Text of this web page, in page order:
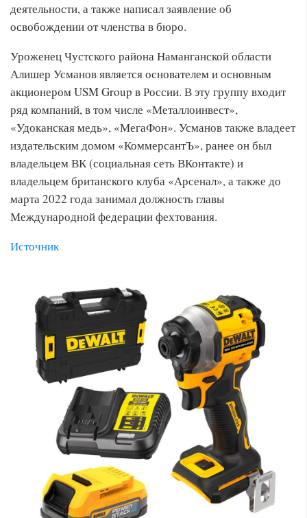
деятельности, а также написал заявление об
освобождении от членства в бюро.
Уроженец Чустского района Наманганской области
Алишер Усманов является основателем и основным
акционером USM Group в России. В эту группу входит
ряд компаний, в том числе «Металлоинвест»,
«Удоканская медь», «МегаФон». Усманов также владеет
издательским домом «КоммерсантЪ», ранее он был
владельцем ВК (социальная сеть ВКонтакте) и
владельцем британского клуба «Арсенал», а также до
марта 2022 года занимал должность главы
Международной федерации фехтования.
Источник